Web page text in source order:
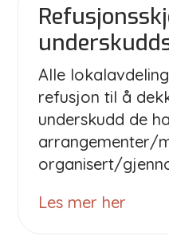
Alle
refusjon til å
underskudd de
arrangementer/
organisert/
Les mer her